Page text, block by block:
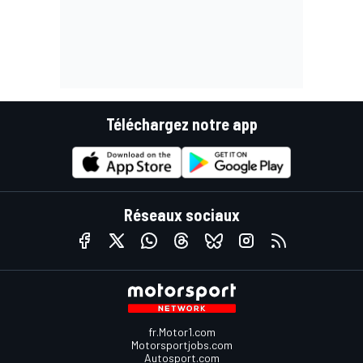
Téléchargez notre app
Réseaux sociaux
fr.Motor1.com
Motorsportjobs.com
Autosport.com